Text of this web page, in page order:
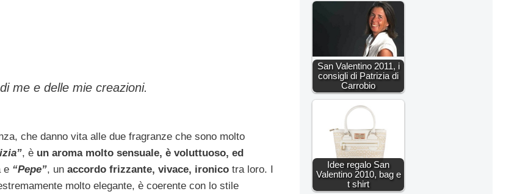
me e delle mie creazioni.
che danno vita alle due fragranze che sono molto
, è un aroma molto sensuale, è voluttuoso, ed
e “Pepe”, un accordo frizzante, vivace, ironico tra loro. I
molto elegante, è coerente con lo stile
San Valentino 2011, i
consigli di Patrizia di
Carrobio
Idee regalo San
Valentino 2010, bag e
t shirt